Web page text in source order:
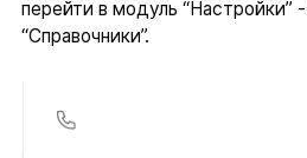
перейти в модуль “Настройки”
“Справочники”.